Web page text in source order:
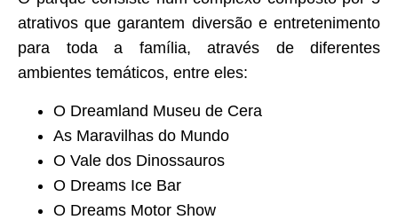
atrativos que garantem diversão e entretenimento
para toda a família, através de diferentes
ambientes temáticos, entre eles:
O Dreamland Museu de Cera
As Maravilhas do Mundo
O Vale dos Dinossauros
O Dreams Ice Bar
O Dreams Motor Show